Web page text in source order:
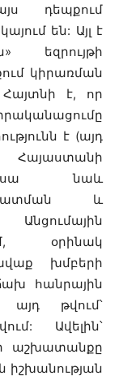
դեպքում
են: Այլ է
եզրույթի
կիրառման
է, որ
է (այդ
սա նաև
և
օրինակ
խմբերի
հանրային
այդ թվում՝
Ավելին՝
աշխատանքը
իշխանության